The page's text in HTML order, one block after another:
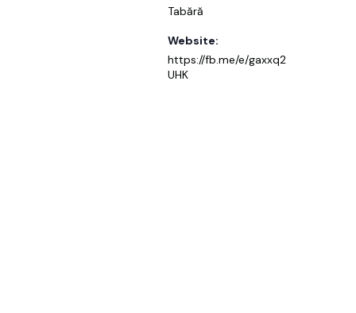
Tabără
Website:
https://fb.me/e/gaxxq2
UHK